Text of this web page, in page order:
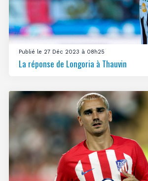
Publié le 27 Déc 2023 à 08h25
La réponse de Longoria à Thauvin